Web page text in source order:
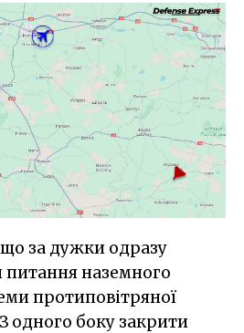
за дужки одразу
наземного
протиповітряної
одного боку закрити